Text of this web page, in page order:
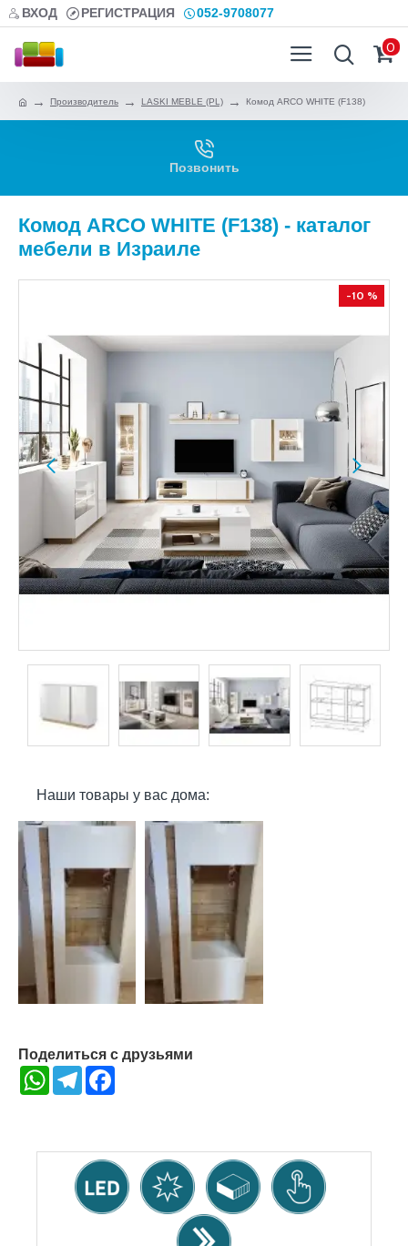
ВХОД РЕГИСТРАЦИЯ 052-9708077
0
Производитель LASKI MEBLE (PL) Комод ARCO WHITE (F138)
Позвонить
Комод ARCO WHITE (F138) - каталог
мебели в Израиле
-10 %
Наши товары у вас дома:
Поделиться с друзьями
WhatsAppTelegram